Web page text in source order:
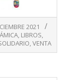
2021
, LIBROS,
,VENTA